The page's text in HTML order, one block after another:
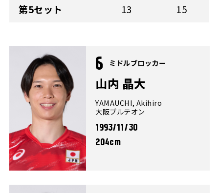
第5セット
13 15
6 ミドルブロッカー
山内 晶大
YAMAUCHI, Akihiro
大阪ブルテオン
1993/11/30
204cm